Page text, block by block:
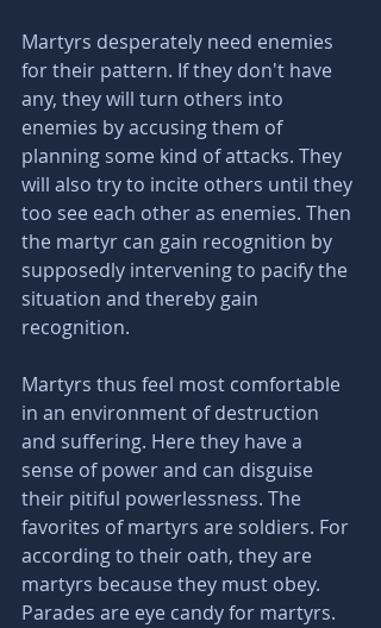
Martyrs desperately need enemies
for their pattern. If they don't have
any, they will turn others into
enemies by accusing them of
planning some kind of attacks. They
will also try to incite others until they
too see each other as enemies. Then
the martyr can gain recognition by
supposedly intervening to pacify the
situation and thereby gain
recognition.
Martyrs thus feel most comfortable
in an environment of destruction
and suffering. Here they have a
sense of power and can disguise
their pitiful powerlessness. The
favorites of martyrs are soldiers. For
according to their oath, they are
martyrs because they must obey.
Parades are eye candy for martyrs.